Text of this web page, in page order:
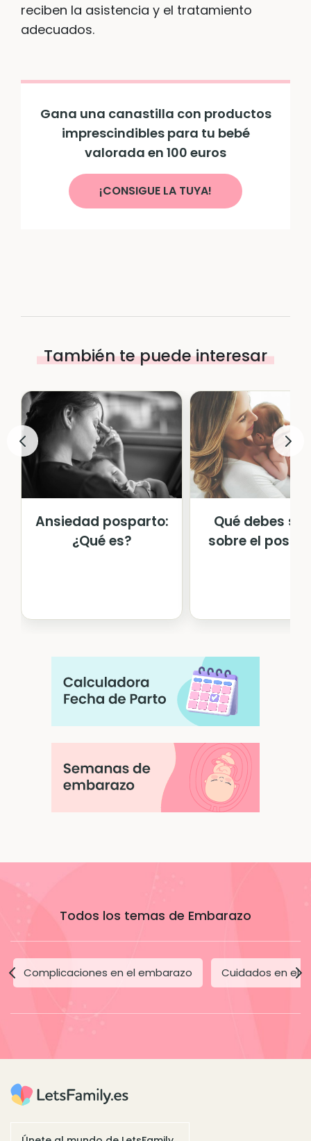
reciben la asistencia y el tratamiento
adecuados.
Gana una canastilla con productos
imprescindibles para tu bebé
valorada en 100 euros
¡CONSIGUE LA TUYA!
También te puede interesar
Ansiedad posparto:
¿Qué es?
Qué debes
sobre el
Todos los temas de Embarazo
Complicaciones en el embarazo Cuidados en el